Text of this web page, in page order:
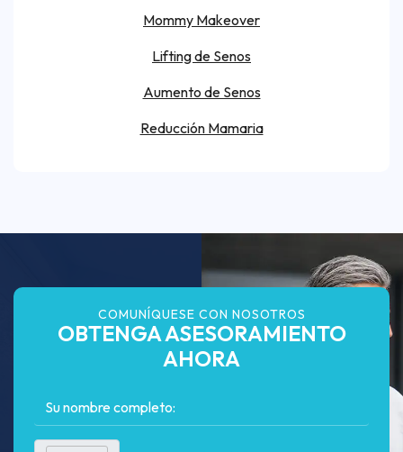
Mommy Makeover
Lifting de Senos
Aumento de Senos
Reducción Mamaria
COMUNÍQUESE CON NOSOTROS
OBTENGA ASESORAMIENTO
AHORA